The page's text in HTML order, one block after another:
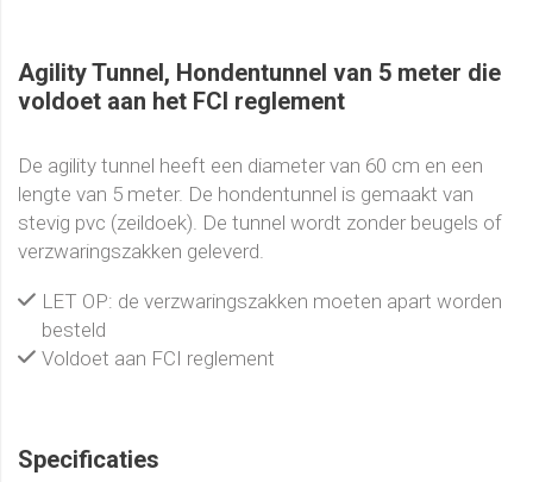
Agility Tunnel, Hondentunnel van 5 meter die
voldoet aan het FCI reglement
De agility tunnel heeft een diameter van 60 cm en een
lengte van 5 meter. De hondentunnel is gemaakt van
stevig pvc (zeildoek). De tunnel wordt zonder beugels of
verzwaringszakken geleverd.
LET OP: de verzwaringszakken moeten apart worden
besteld
Voldoet aan FCI reglement
Specificaties